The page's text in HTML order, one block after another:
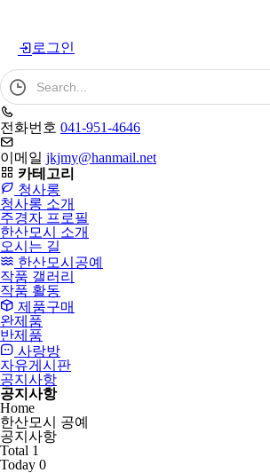
로그인
검
색
어
필
수
전화번호 041-951-4646
이메일 jkjmy@hanmail.net
카테고리
청사롱
청사롱 소개
주경자 프로필
한산모시 소개
오시는 길
한산모시공예
작품 갤러리
작품 활동
제품구매
완제품
반제품
사랑방
자유게시판
공지사항
공지사항
Home
한산모시 공예
공지사항
Total 1
Today 0